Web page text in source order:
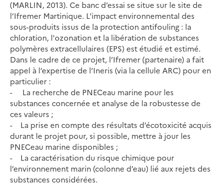
(MARLIN, 2013). Ce banc d’essai se situe sur le site de
l’Ifremer Martinique. L'impact environnemental des
sous-produits issus de la protection antifouling : la
chloration, l'ozonation et la libération de substances
polymères extracellulaires (EPS) est étudié et estimé.
Dans le cadre de ce projet, l’Ifremer (partenaire) a fait
appel à l’expertise de l’Ineris (via la cellule ARC) pour en
particulier :
- La recherche de PNECeau marine pour les
substances concernée et analyse de la robustesse de
ces valeurs ;
- La prise en compte des résultats d’écotoxicité acquis
durant le projet pour, si possible, mettre à jour les
PNECeau marine disponibles ;
- La caractérisation du risque chimique pour
l’environnement marin (colonne d’eau) lié aux rejets des
substances considérées.